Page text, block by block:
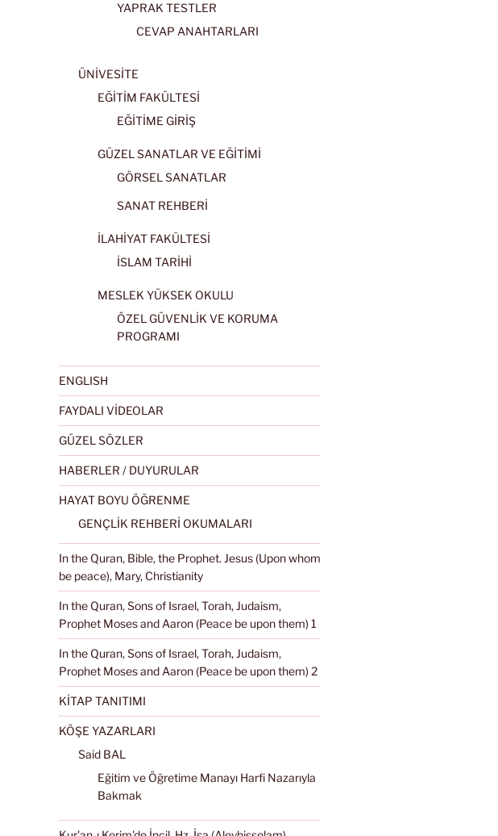
YAPRAK TESTLER
CEVAP ANAHTARLARI
ÜNİVESİTE
EĞİTİM FAKÜLTESİ
EĞİTİME GİRİŞ
GÜZEL SANATLAR VE EĞİTİMİ
GÖRSEL SANATLAR
SANAT REHBERİ
İLAHİYAT FAKÜLTESİ
İSLAM TARİHİ
MESLEK YÜKSEK OKULU
ÖZEL GÜVENLİK VE KORUMA
PROGRAMI
ENGLISH
FAYDALI VİDEOLAR
GÜZEL SÖZLER
HABERLER / DUYURULAR
HAYAT BOYU ÖĞRENME
GENÇLİK REHBERİ OKUMALARI
In the Quran, Bible, the Prophet. Jesus (Upon whom
be peace), Mary, Christianity
In the Quran, Sons of Israel, Torah, Judaism,
Prophet Moses and Aaron (Peace be upon them) 1
In the Quran, Sons of Israel, Torah, Judaism,
Prophet Moses and Aaron (Peace be upon them) 2
KİTAP TANITIMI
KÖŞE YAZARLARI
Said BAL
Eğitim ve Öğretime Manayı Harfi Nazarıyla
Bakmak